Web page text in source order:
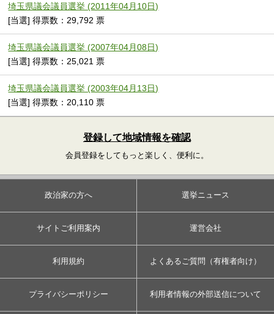
埼玉県議会議員選挙 (2011年04月10日)
[当選] 得票数：29,792 票
埼玉県議会議員選挙 (2007年04月08日)
[当選] 得票数：25,021 票
埼玉県議会議員選挙 (2003年04月13日)
[当選] 得票数：20,110 票
登録して地域情報を確認
会員登録をしてもっと楽しく、便利に。
政治家の方へ 選挙ニュース
サイトご利用案内 運営会社
利用規約 よくあるご質問（有権者向け）
プライバシーポリシー 利用者情報の外部送信について